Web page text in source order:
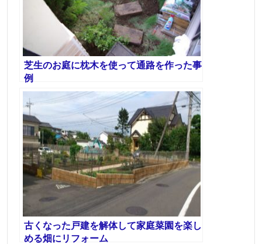
芝生のお庭に枕木を使って通路を作った事
例
古くなった戸建を解体して家庭菜園を楽し
める畑にリフォーム